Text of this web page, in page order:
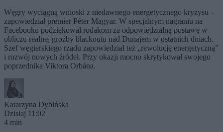
Węgry wyciągną wnioski z niedawnego energetycznego kryzysu –
zapowiedział premier Péter Magyar. W specjalnym nagraniu na
Facebooku podziękował rodakom za odpowiedzialną postawę w
obliczu realnej groźby blackoutu nad Dunajem w ostatnich dniach.
Szef węgierskiego rządu zapowiedział też „rewolucję energetyczną”
i rozwój nowych źródeł. Przy okazji mocno skrytykował swojego
poprzednika Viktora Orbána.
Katarzyna Dybińska
Dzisiaj 11:02
4 min